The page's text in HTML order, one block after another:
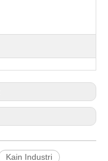
Kain Industri